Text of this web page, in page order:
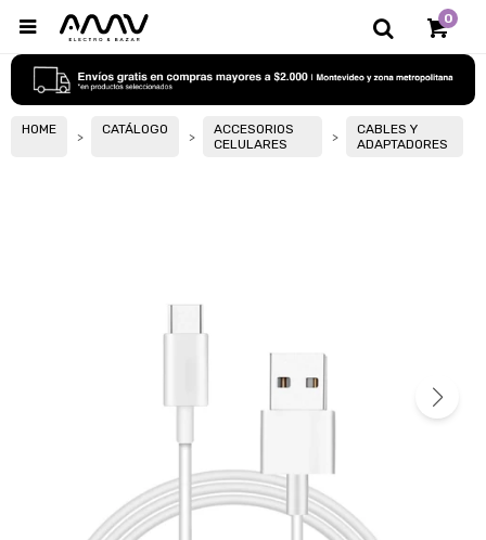
0

HOME CATÁLOGO
ACCESORIOS
CELULARES
CABLES Y
ADAPTADORES